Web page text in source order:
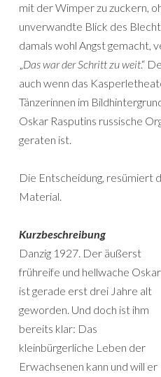
mit der Wimper zu zuckern,
unverwandte Blick des
damals wohl Angst gemacht,
„Das war der Schritt zu weit.“
auch wenn das
Tänzerinnen im
Oskar Rasputins russische
geraten ist.
Die Entscheidung, resümiert
Material.
Kurzbeschreibung
Danzig 1927. Der äußerst
frühreife und hellwache Oskar
ist gerade erst drei Jahre alt
geworden. Und doch ist ihm
bereits klar: Das
kleinbürgerliche Leben der
Erwachsenen kann und will er